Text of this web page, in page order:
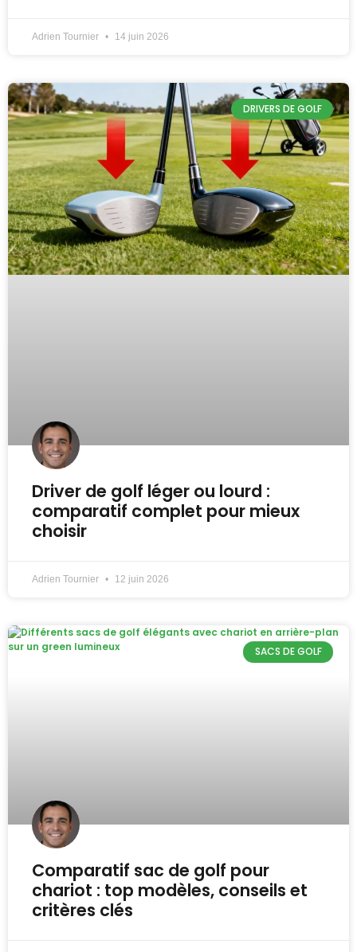
Adrien Tournier 14 juin 2026
DRIVERS DE GOLF
Driver de golf léger ou lourd :
comparatif complet pour mieux
choisir
Adrien Tournier 12 juin 2026
SACS DE GOLF
Comparatif sac de golf pour
chariot : top modèles, conseils et
critères clés